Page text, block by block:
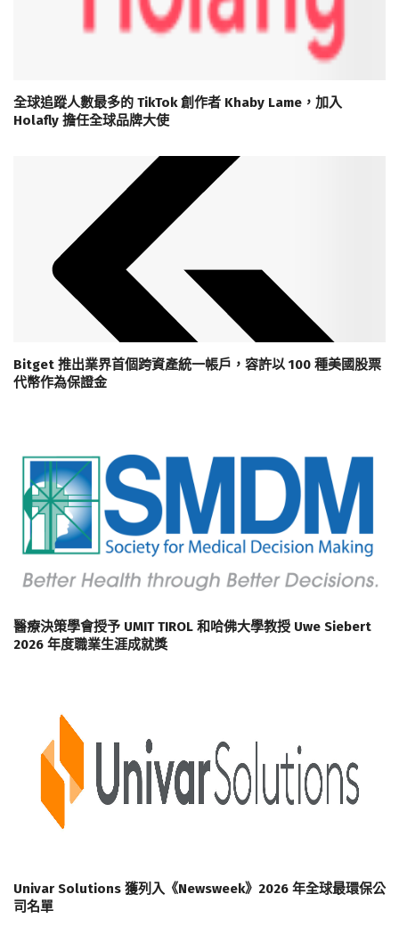
全球追蹤人數最多的 TikTok 創作者 Khaby Lame，加入
Holafly 擔任全球品牌大使
Bitget 推出業界首個跨資產統一帳戶，容許以 100 種美國股票
代幣作為保證金
醫療決策學會授予 UMIT TIROL 和哈佛大學教授 Uwe Siebert
2026 年度職業生涯成就獎
Univar Solutions 獲列入《Newsweek》2026 年全球最環保公
司名單